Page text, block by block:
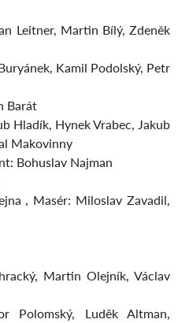
Leitner, Martin Bílý, Zdeněk
Kamil Podolský, Petr
Barát
Hladík, Hynek Vrabec, Jakub
Makovinny
Bohuslav Najman
, Masér: Miloslav Zavadil,
Martin Olejník, Václav
Polomský, Luděk Altman,